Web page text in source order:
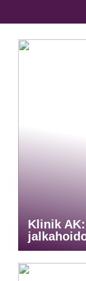
Klinik